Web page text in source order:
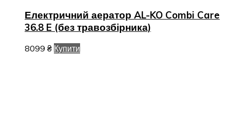
Електричний аератор AL-KO Combi Care
36.8 E (без травозбірника)
8099 ₴ Купити